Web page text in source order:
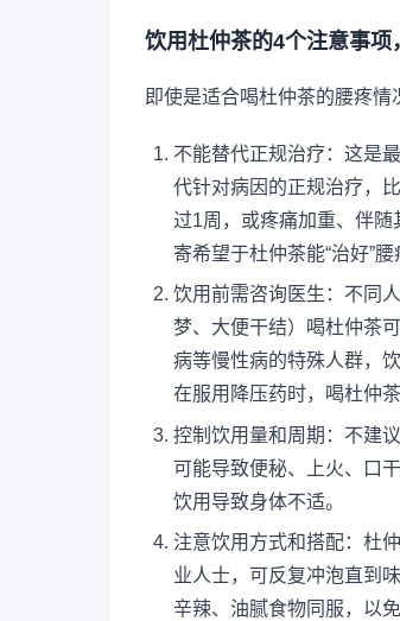
饮用杜仲茶的4个注意事项
即使是适合喝杜仲茶的腰疼情
不能替代正规治疗：这是
代针对病因的正规治疗，
过1周，或疼痛加重、伴
寄希望于杜仲茶能“治好”腰
饮用前需咨询医生：不同
梦、大便干结）喝杜仲茶
病等慢性病的特殊人群，
在服用降压药时，喝杜仲
控制饮用量和周期：不建
可能导致便秘、上火、口
饮用导致身体不适。
注意饮用方式和搭配：杜
业人士，可反复冲泡直到
辛辣、油腻食物同服，以